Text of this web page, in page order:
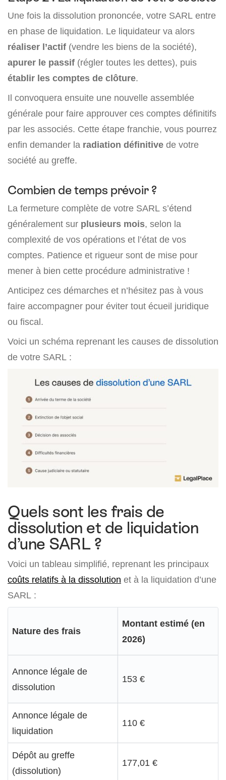
Une fois la dissolution prononcée, votre SARL entre
en phase de liquidation. Le liquidateur va alors
réaliser l’actif (vendre les biens de la société),
apurer le passif (régler toutes les dettes), puis
établir les comptes de clôture.
Il convoquera ensuite une nouvelle assemblée
générale pour faire approuver ces comptes définitifs
par les associés. Cette étape franchie, vous pourrez
enfin demander la radiation définitive de votre
société au greffe.
Combien de temps prévoir ?
La fermeture complète de votre SARL s’étend
généralement sur plusieurs mois, selon la
complexité de vos opérations et l’état de vos
comptes. Patience et rigueur sont de mise pour
mener à bien cette procédure administrative !
Anticipez ces démarches et n’hésitez pas à vous
faire accompagner pour éviter tout écueil juridique
ou fiscal.
Voici un schéma reprenant les causes de dissolution
de votre SARL :
Quels sont les frais de
dissolution et de liquidation
d’une SARL ?
Voici un tableau simplifié, reprenant les principaux
coûts relatifs à la dissolution et à la liquidation d’une
SARL :
Nature des frais
Montant estimé (en
2026)
Annonce légale de
dissolution
153 €
Annonce légale de
liquidation
110 €
Dépôt au greffe
(dissolution)
177,01 €